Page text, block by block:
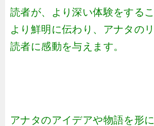
読者が、より深い体験をする
より鮮明に伝わり、アナタの
読者に感動を与えます。
アナタのアイデアや物語を形